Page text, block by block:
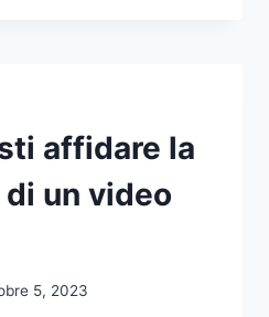
affidare la
un video
5, 2023